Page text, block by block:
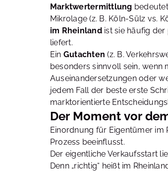
Marktwertermittlung
Mikrolage (z. B. Köln-Sülz vs.
im Rheinlandist sie häufig der
liefert.
Ein Gutachten (z. B.
besonders sinnvoll sein, wenn
Auseinandersetzungen oder
jedem Fall der beste erste
marktorientierte
Der Moment vor
Einordnung für Eigentümer im
Prozess beeinflusst.
Der eigentliche Verkaufsstart
Denn „richtig“ heißt im